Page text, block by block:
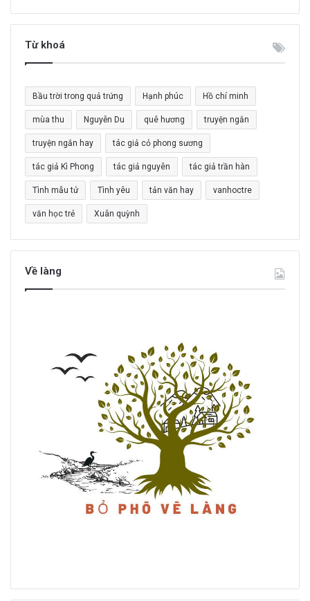
m
k
h
o
:
Từ khoá
Bầu trời trong quả trứng Hạnh phúc Hồ chí minh
mùa thu Nguyễn Du quê hương truyện ngắn
truyện ngắn hay tác giả cỏ phong sương
tác giả Kì Phong tác giả nguyên tác giả trần hàn
Tình mẫu tử Tình yêu tản văn hay vanhoctre
văn học trẻ Xuân quỳnh
Về làng